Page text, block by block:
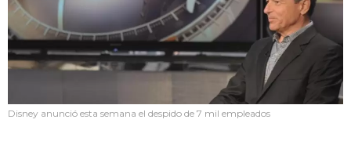
Disney anunció esta semana el despido de 7 mil empleados